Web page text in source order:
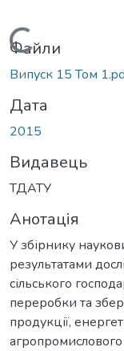
Вантажиться...
Файли
Випуск 15 Том
Дата
2015
Видавець
ТДАТУ
Анотація
У збірнику
результатами
сільського
переробки та
продукції,